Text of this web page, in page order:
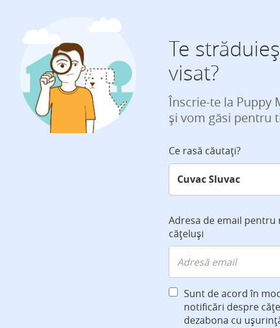
Te
visat?
Înscrie-te la Puppy
și vom găsi pentru
Ce rasă căutați?
Adresa de email
cățeluși
Sunt de acord în
notificări despre
dezabona cu